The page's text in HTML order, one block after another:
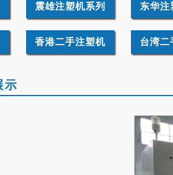
震雄注塑机系列 东华注
香港二手注塑机 台湾二
示